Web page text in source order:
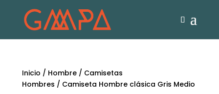
Inicio / Hombre/ Camisetas
Hombres / Camiseta Hombre clásica Gris Medio